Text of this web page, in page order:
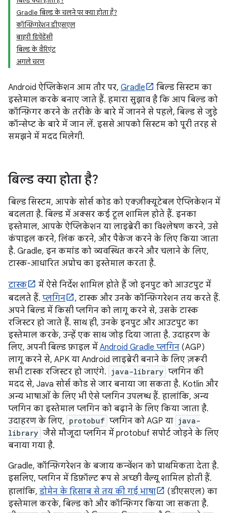
Gradle बिल्ड के चलने पर क्या होता है?
कॉन्फ़िगरेशन डीएसएल
बाहरी डिपेंडेंसी
बिल्ड के वैरिएंट
अगले चरण
Android ऐप्लिकेशन आम तौर पर, Gradle
बिल्ड सिस्टम का
इस्तेमाल करके बनाए जाते हैं. हमारा सुझाव है कि आप बिल्ड को
कॉन्फ़िगर करने के तरीके के बारे में जानने से पहले, बिल्ड से जुड़े
कॉन्सेप्ट के बारे में जान लें. इससे आपको सिस्टम को पूरी तरह से
समझने में मदद मिलेगी.
बिल्ड क्या होता है?
बिल्ड सिस्टम, आपके सोर्स कोड को एक्ज़ीक्यूटेबल ऐप्लिकेशन में
बदलता है. बिल्ड में अक्सर कई टूल शामिल होते हैं. इनका
इस्तेमाल, आपके ऐप्लिकेशन या लाइब्रेरी का विश्लेषण करने, उसे
कंपाइल करने, लिंक करने, और पैकेज करने के लिए किया जाता
है. Gradle, इन कमांड को व्यवस्थित करने और चलाने के लिए,
टास्क-आधारित अप्रोच का इस्तेमाल करता है.
टास्क
में ऐसे निर्देश शामिल होते हैं जो इनपुट को आउटपुट में
बदलते हैं. प्लगिन
, टास्क और उनके कॉन्फ़िगरेशन तय करते हैं.
अपने बिल्ड में किसी प्लगिन को लागू करने से, उसके टास्क
रजिस्टर हो जाते हैं. साथ ही, उनके इनपुट और आउटपुट का
इस्तेमाल करके, उन्हें एक साथ जोड़ दिया जाता है. उदाहरण के
लिए, अपनी बिल्ड फ़ाइल में Android Gradle प्लगिन (AGP)
लागू करने से, APK या Android लाइब्रेरी बनाने के लिए ज़रूरी
सभी टास्क रजिस्टर हो जाएंगे. java-library प्लगिन की
मदद से, Java सोर्स कोड से जार बनाया जा सकता है. Kotlin और
अन्य भाषाओं के लिए भी ऐसे प्लगिन उपलब्ध हैं. हालांकि, अन्य
प्लगिन का इस्तेमाल प्लगिन को बढ़ाने के लिए किया जाता है.
उदाहरण के लिए, protobuf प्लगिन को AGP या java-
library जैसे मौजूदा प्लगिन में protobuf सपोर्ट जोड़ने के लिए
बनाया गया है.
Gradle, कॉन्फ़िगरेशन के बजाय कन्वेंशन को प्राथमिकता देता है.
इसलिए, प्लगिन में डिफ़ॉल्ट रूप से अच्छी वैल्यू शामिल होती हैं.
हालांकि, डोमेन के हिसाब से तय की गई भाषा
(डीएसएल) का
इस्तेमाल करके, बिल्ड को और कॉन्फ़िगर किया जा सकता है.